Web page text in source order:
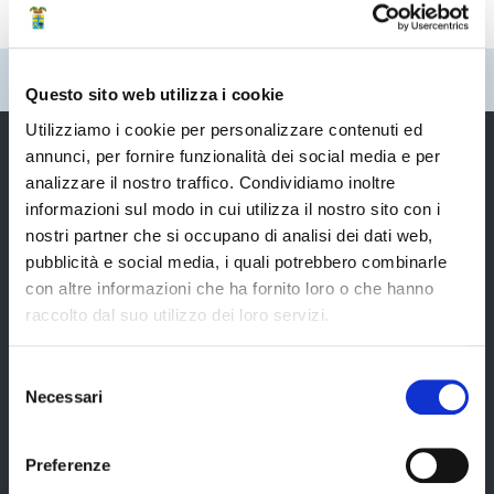
Questo sito web utilizza i cookie
Utilizziamo i cookie per personalizzare contenuti ed
annunci, per fornire funzionalità dei social media e per
analizzare il nostro traffico. Condividiamo inoltre
informazioni sul modo in cui utilizza il nostro sito con i
nostri partner che si occupano di analisi dei dati web,
pubblicità e social media, i quali potrebbero combinarle
con altre informazioni che ha fornito loro o che hanno
raccolto dal suo utilizzo dei loro servizi.
delNecessari
Preferenze
Provincia di Modena
Elezioni Provinciali del 29/09/2024